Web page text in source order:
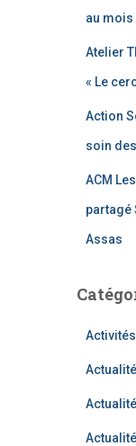
au mois
Atelier
« Le
Action
soin
ACM
partagé
Assas
Activités